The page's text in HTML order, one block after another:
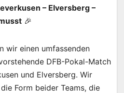
– Elversberg –
🎉
wir einen umfassenden
DFB-Pokal-Match
und Elversberg. Wir
Form beider Teams, die